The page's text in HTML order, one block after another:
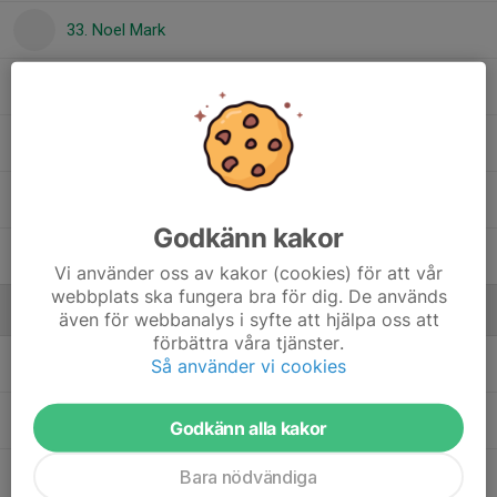
33. Noel Mark
Ledare
Daniel GrönlundTränare
Markus KlisicsLagledare
Tränare
Godkänn kakor
Vi använder oss av kakor (cookies) för att vår
webbplats ska fungera bra för dig. De används
även för webbanalys i syfte att hjälpa oss att
förbättra våra tjänster.
Så använder vi cookies
Godkänn alla kakor
Bara nödvändiga